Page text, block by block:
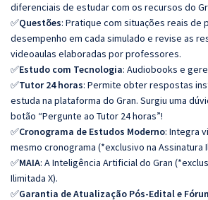
diferenciais de estudar com os recursos do
✅Questões: Pratique com situações reais de
desempenho em cada simulado e revise as
videoaulas elaboradas por professores.
✅Estudo com Tecnologia: Audiobooks e
✅Tutor 24 horas: Permite obter respostas
estuda na plataforma do Gran. Surgiu uma
botão “Pergunte ao Tutor 24 horas”!
✅Cronograma de Estudos Moderno: Integra
mesmo cronograma (*exclusivo na Assinatura
✅MAIA: A Inteligência Artificial do Gran
Ilimitada X).
✅Garantia de Atualização Pós-Edital e